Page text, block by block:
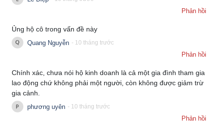
Phản hồi
Ủng hộ cô trong vấn đề này
Quang Nguyễn - 10 tháng trước
Phản hồi
Chính xác, chưa nói hộ kinh doanh là cả một gia đình tham gia
lao động chứ không phải một người, còn không được giảm trừ
gia cảnh.
phương uyên - 10 tháng trước
Phản hồi